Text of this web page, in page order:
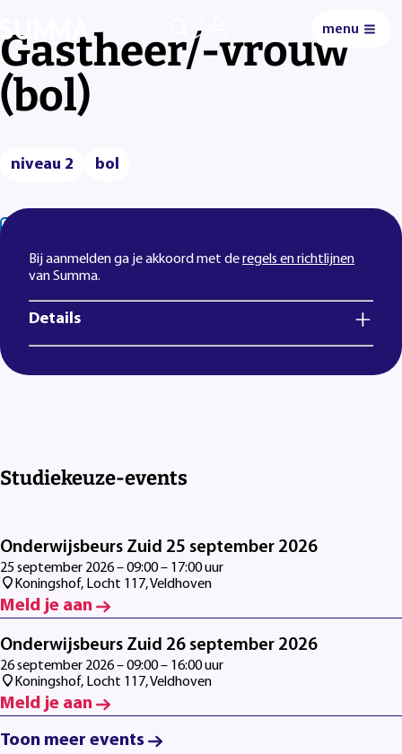
menu
Gastheer/-vrouw
(bol)
niveau 2 bol
Bij aanmelden ga je akkoord met deregels en richtlijnen
van Summa.
Details
Studiekeuze-events
Onderwijsbeurs Zuid 25 september 2026
25 september 2026 – 09:00 – 17:00 uur
Koningshof, Locht 117, Veldhoven
Meld je aan
Onderwijsbeurs Zuid 26 september 2026
26 september 2026 – 09:00 – 16:00 uur
Koningshof, Locht 117, Veldhoven
Meld je aan
Toon meer events